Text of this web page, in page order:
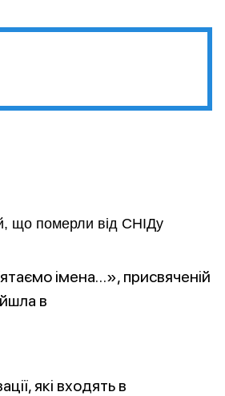
що померли від СНІДу
імена…», присвяченій
в
які входять в